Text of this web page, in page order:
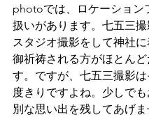
photoでは、ロケーション
扱いがあります。七五三
スタジオ撮影をして神社
御祈祷される方がほとんど
す。ですが、七五三撮影
度きりですよね。少しで
別な思い出を残してあげ